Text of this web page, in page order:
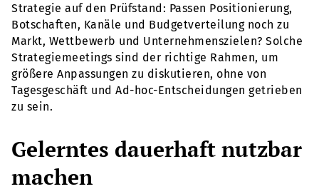
Strategie auf den Prüfstand: Passen Positionierung,
Botschaften, Kanäle und Budgetverteilung noch zu
Markt, Wettbewerb und Unternehmenszielen? Solche
Strategiemeetings sind der richtige Rahmen, um
größere Anpassungen zu diskutieren, ohne von
Tagesgeschäft und Ad-hoc-Entscheidungen getrieben
zu sein.
Gelerntes dauerhaft nutzbar
machen